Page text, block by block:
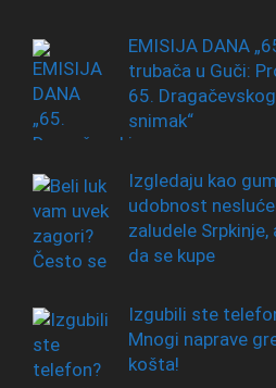
EMISIJA DANA
trubača u Guči:
65.
snimak“
Izgledaju kao
udobnost
zaludele Srpkinje,
da se kupe
Izgubili ste
Mnogi naprave
košta!